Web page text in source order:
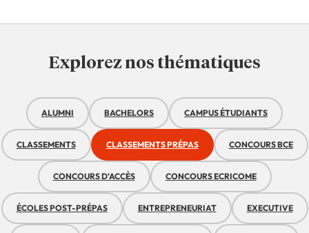
Explorez nos thématiques
ALUMNI BACHELORS CAMPUS ÉTUDIANTS
CLASSEMENTS CLASSEMENTS PRÉPAS CONCOURS BCE
CONCOURS D'ACCÈS CONCOURS ECRICOME
ÉCOLES POST-PRÉPAS ENTREPRENEURIAT EXECUTIVE